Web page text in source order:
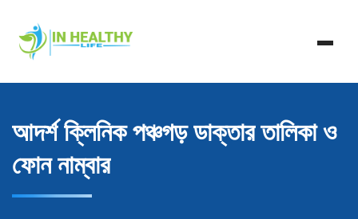
content
In Healthy Life
In Healthy Life, Healthy Life, Health Life, Doctor List,
Doctor Listing
আদর্শ ক্লিনিক পঞ্চগড় ডাক্তার তালিকা ও
ফোন নাম্বার